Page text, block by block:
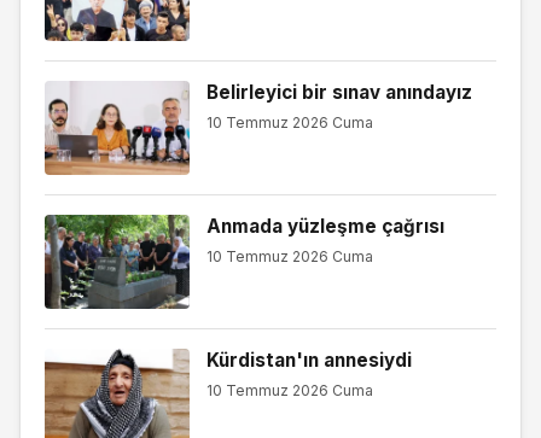
Belirleyici bir sınav anındayız
10 Temmuz 2026 Cuma
Anmada yüzleşme çağrısı
10 Temmuz 2026 Cuma
Kürdistan'ın annesiydi
10 Temmuz 2026 Cuma